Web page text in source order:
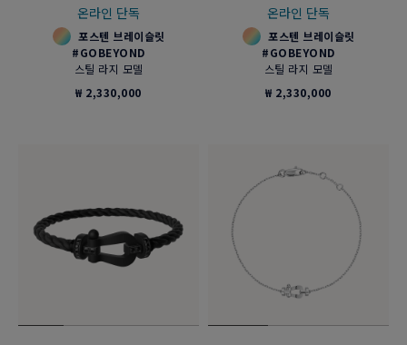
온라인 단독
포스텐 브레이슬릿
#GOBEYOND
스틸 라지 모델
₩ 2,330,000
온라인 단독
포스텐 브레이슬릿
#GOBEYOND
스틸 라지 모델
₩ 2,330,000